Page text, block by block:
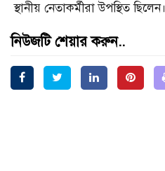
স্থানীয় নেতাকর্মীরা উপস্থিত ছিলেন।
নিউজটি শেয়ার করুন..